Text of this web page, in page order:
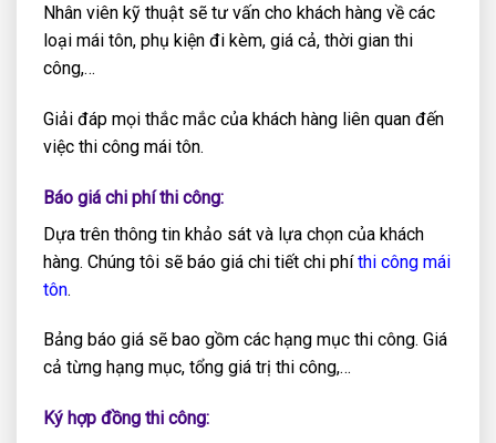
Nhân viên kỹ thuật sẽ tư vấn cho khách hàng về các
loại mái tôn, phụ kiện đi kèm, giá cả, thời gian thi
công,…
Giải đáp mọi thắc mắc của khách hàng liên quan đến
việc thi công mái tôn.
Báo giá chi phí thi công:
Dựa trên thông tin khảo sát và lựa chọn của khách
hàng. Chúng tôi sẽ báo giá chi tiết chi phíthi công mái
tôn.
Bảng báo giá sẽ bao gồm các hạng mục thi công. Giá
cả từng hạng mục, tổng giá trị thi công,…
Ký hợp đồng thi công: